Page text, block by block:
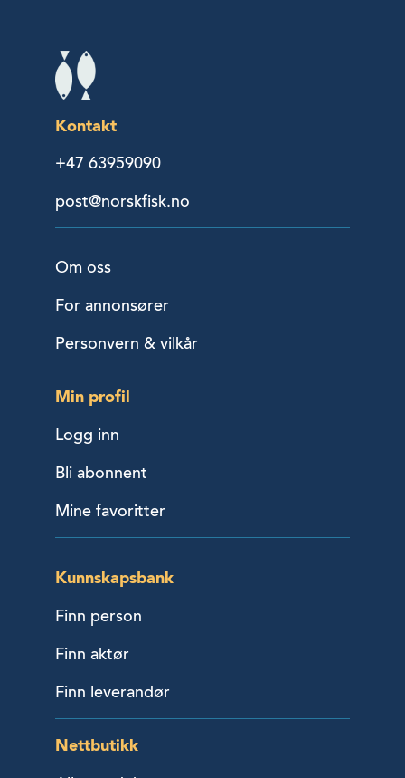
Kontakt
+47 63959090
post@norskfisk.no
Om oss
For annonsører
Personvern & vilkår
Min profil
Logg inn
Bli abonnent
Mine favoritter
Kunnskapsbank
Finn person
Finn aktør
Finn leverandør
Nettbutikk